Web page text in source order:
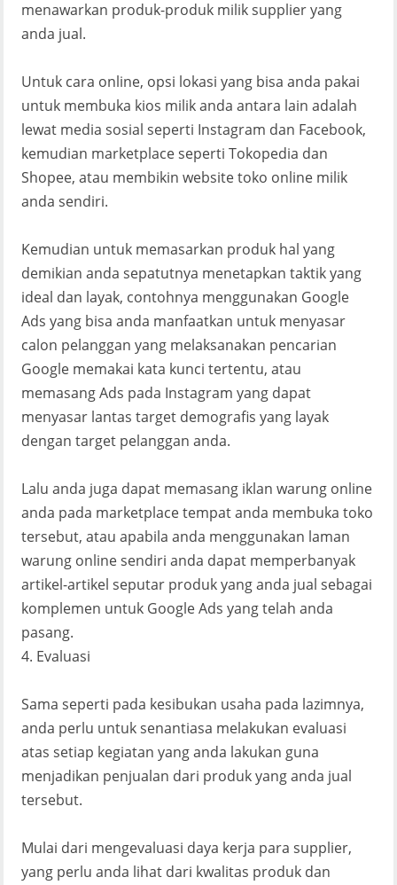
menawarkan produk-produk milik supplier yang
anda jual.
Untuk cara online, opsi lokasi yang bisa anda pakai
untuk membuka kios milik anda antara lain adalah
lewat media sosial seperti Instagram dan Facebook,
kemudian marketplace seperti Tokopedia dan
Shopee, atau membikin website toko online milik
anda sendiri.
Kemudian untuk memasarkan produk hal yang
demikian anda sepatutnya menetapkan taktik yang
ideal dan layak, contohnya menggunakan Google
Ads yang bisa anda manfaatkan untuk menyasar
calon pelanggan yang melaksanakan pencarian
Google memakai kata kunci tertentu, atau
memasang Ads pada Instagram yang dapat
menyasar lantas target demografis yang layak
dengan target pelanggan anda.
Lalu anda juga dapat memasang iklan warung online
anda pada marketplace tempat anda membuka toko
tersebut, atau apabila anda menggunakan laman
warung online sendiri anda dapat memperbanyak
artikel-artikel seputar produk yang anda jual sebagai
komplemen untuk Google Ads yang telah anda
pasang.
4. Evaluasi
Sama seperti pada kesibukan usaha pada lazimnya,
anda perlu untuk senantiasa melakukan evaluasi
atas setiap kegiatan yang anda lakukan guna
menjadikan penjualan dari produk yang anda jual
tersebut.
Mulai dari mengevaluasi daya kerja para supplier,
yang perlu anda lihat dari kwalitas produk dan